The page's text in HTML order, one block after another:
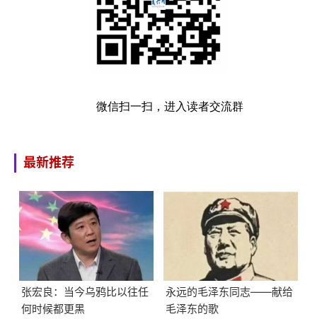
微信扫一扫，进入读者交流群
最新推荐
张宏良：当今乌鸦比以往任
何时候都更黑
永远的毛泽东同志——献给
毛泽东的歌